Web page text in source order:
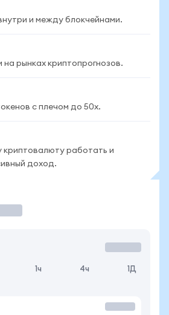
внутри и между блокчейнами.
на рынках криптопрогнозов.
с плечом до 50x.
криптовалюту работать и
доход.
1ч 4ч 1Д